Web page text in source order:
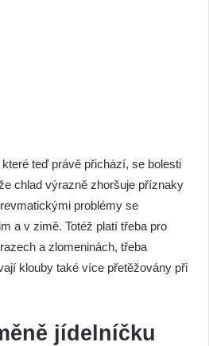
teď právě přichází, se bolesti
chlad výrazně zhoršuje příznaky
problémy se
a v zimě. Totéž platí třeba pro
a zlomeninách, třeba
klouby také více přetěžovány při
jídelníčku